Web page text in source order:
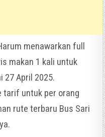
menawarkan full
makan 1 kali untuk
27 April 2025.
tarif untuk per orang
rute terbaru Bus Sari